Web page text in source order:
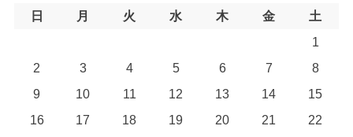
日 月 火 水 木 金
土
1
2
3 4 5 6 7
8
9
10 11 12 13 14
15
16
17 18 19 20 21
22